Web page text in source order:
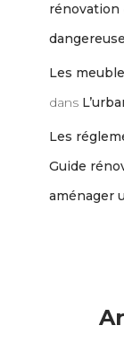
rénovation
Les
dans
Les
Guide
aménager